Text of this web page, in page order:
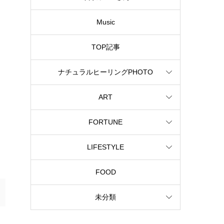
Music
TOP記事
ナチュラルヒーリングPHOTO
ART
FORTUNE
LIFESTYLE
FOOD
未分類